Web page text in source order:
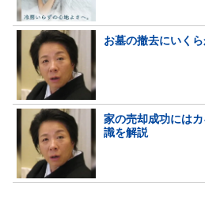
お墓の撤去にいく
家の売却成功には
識を解説